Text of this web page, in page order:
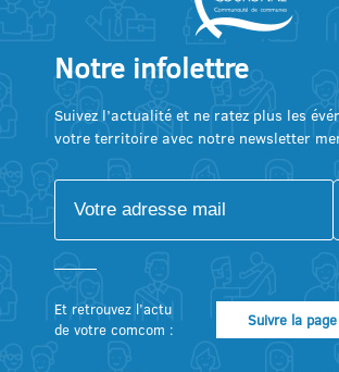
Notre infolettre
Suivez l’actualité et ne ratez plus les
votre territoire avec notre newsletter
Et retrouvez l’actu
de votre comcom :
Suivre la